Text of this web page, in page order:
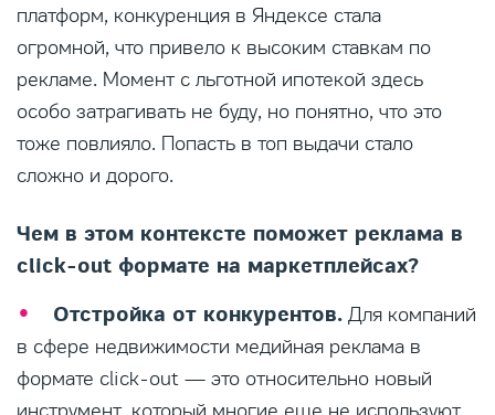
платформ, конкуренция в Яндексе стала
огромной, что привело к высоким ставкам по
рекламе. Момент с льготной ипотекой здесь
особо затрагивать не буду, но понятно, что это
тоже повлияло. Попасть в топ выдачи стало
сложно и дорого.
Чем в этом контексте поможет реклама в
click-out формате на маркетплейсах?
Отстройка от конкурентов. Для компаний
в сфере недвижимости медийная реклама в
формате click-out — это относительно новый